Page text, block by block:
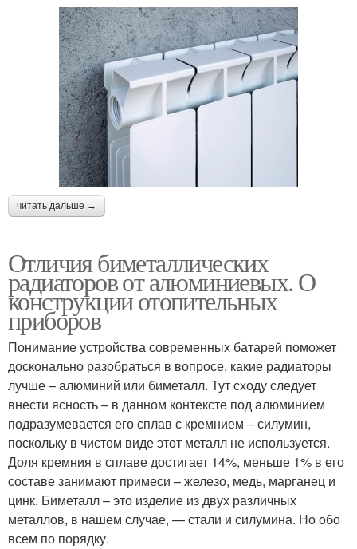
читать дальше →
Отличия биметаллических
радиаторов от алюминиевых. О
конструкции отопительных
приборов
Понимание устройства современных батарей поможет
досконально разобраться в вопросе, какие радиаторы
лучше – алюминий или биметалл. Тут сходу следует
внести ясность – в данном контексте под алюминием
подразумевается его сплав с кремнием – силумин,
поскольку в чистом виде этот металл не используется.
Доля кремния в сплаве достигает 14%, меньше 1% в его
составе занимают примеси – железо, медь, марганец и
цинк. Биметалл – это изделие из двух различных
металлов, в нашем случае, — стали и силумина. Но обо
всем по порядку.